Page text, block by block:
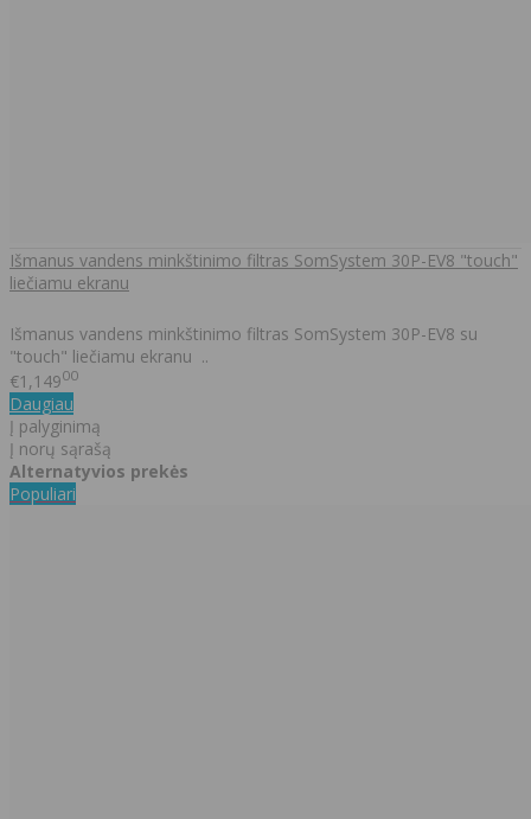
Išmanus vandens minkštinimo filtras SomSystem 30P-EV8 "touch"
liečiamu ekranu
Išmanus vandens minkštinimo filtras SomSystem 30P-EV8 su
"touch" liečiamu ekranu ..
€1,14900
Daugiau
Į palyginimą
Į norų sąrašą
Alternatyvios prekės
Populiari